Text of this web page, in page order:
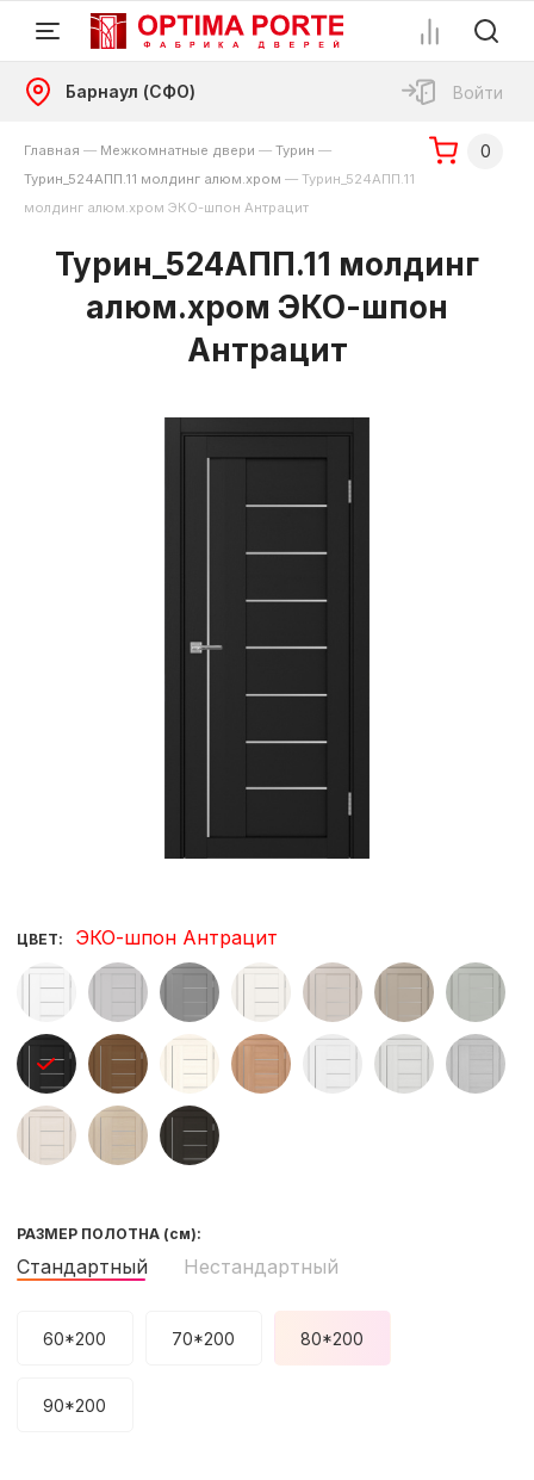
Барнаул (СФО) Войти
0
Главная — Межкомнатные двери — Турин —
Турин_524AПП.11 молдинг алюм.хром — Турин_524AПП.11
молдинг алюм.хром ЭКО-шпон Антрацит
Турин_524AПП.11 молдинг
алюм.хром ЭКО-шпон
Антрацит
ЦВЕТ: ЭКО-шпон Антрацит
РАЗМЕР ПОЛОТНА (см):
Стандартный Нестандартный
60*200 70*200 80*200
90*200